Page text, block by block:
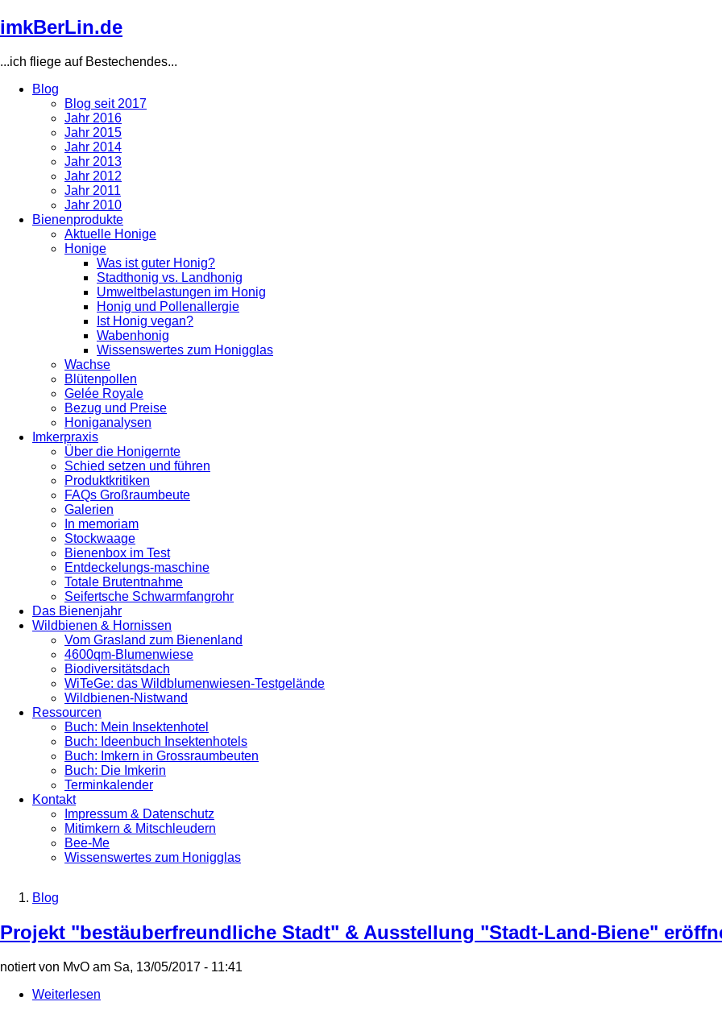
Direkt
zum
imkBerLin.de
...ich fliege auf Bestechendes...
navigation
Blog
Blog seit 2017
Jahr 2016
Jahr 2015
Jahr 2014
Jahr 2013
Jahr 2012
Jahr 2011
Jahr 2010
Bienenprodukte
Aktuelle Honige
Honige
Was ist guter Honig?
Stadthonig vs. Landhonig
Umweltbelastungen im Honig
Honig und Pollenallergie
Ist Honig vegan?
Wabenhonig
Wissenswertes zum Honigglas
Wachse
Blütenpollen
Gelée Royale
Bezug und Preise
Honiganalysen
Imkerpraxis
Über die Honigernte
Schied setzen und führen
Produktkritiken
FAQs Großraumbeute
Galerien
In memoriam
Stockwaage
Bienenbox im Test
Entdeckelungs-maschine
Totale Brutentnahme
Seifertsche Schwarmfangrohr
Das Bienenjahr
Wildbienen & Hornissen
Vom Grasland zum Bienenland
4600qm-Blumenwiese
Biodiversitätsdach
WiTeGe: das Wildblumenwiesen-Testgelände
Wildbienen-Nistwand
Ressourcen
Buch: Mein Insektenhotel
Buch: Ideenbuch Insektenhotels
Buch: Imkern in Grossraumbeuten
Buch: Die Imkerin
Terminkalender
Kontakt
Impressum & Datenschutz
Mitimkern & Mitschleudern
Bee-Me
Wissenswertes zum Honigglas
Blog
Projekt "bestäuberfreundliche Stadt" & Ausstellung "Stadt-Land-Biene"
notiert von MvO am Sa, 13/05/2017 - 11:41
Weiterlesen